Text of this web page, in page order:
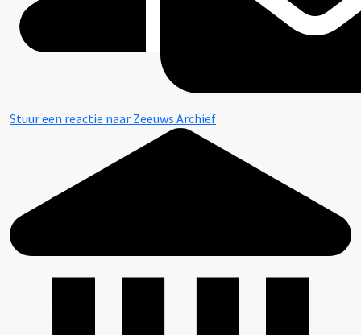
Stuur een reactie naar Zeeuws Archief